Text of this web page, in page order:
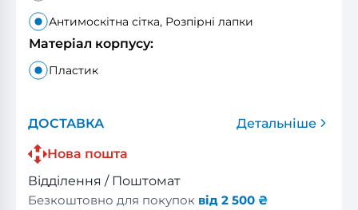
Антимоскітна сітка, Розпірні лапки
Матеріал корпусу:
Пластик
ДОСТАВКА
Детальніше
Нова пошта
Відділення / Поштомат
Безкоштовно для покупок від 2 500 ₴